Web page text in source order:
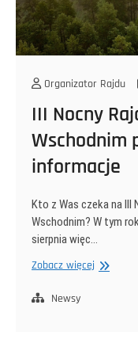
Organizator Rajdu
III Nocny
Wschodnim
informacje
Kto z Was czeka na III
Wschodnim? W tym
sierpnia więc…
Zobacz więcej III
Newsy